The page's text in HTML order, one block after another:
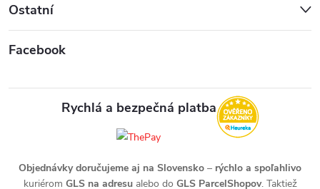
Ostatní
Facebook
Rychlá a bezpečná platba
Objednávky doručujeme aj na Slovensko – rýchlo a spoľahlivo
kuriérom GLS na adresualebo do GLS ParcelShopov. Taktiež